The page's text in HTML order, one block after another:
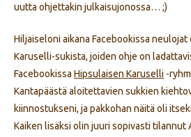
uutta ohjettakin julkaisujonossa… ;)
Hiljaiseloni aikana Facebookissa
Karuselli-sukista, joiden ohje on
Facebookissa Hipsulaisen Karuselli -
Kantapäästä aloitettavien sukkien
kiinnostukseni, ja pakkohan näitä oli
Kaiken lisäksi olin juuri sopivasti tilannut